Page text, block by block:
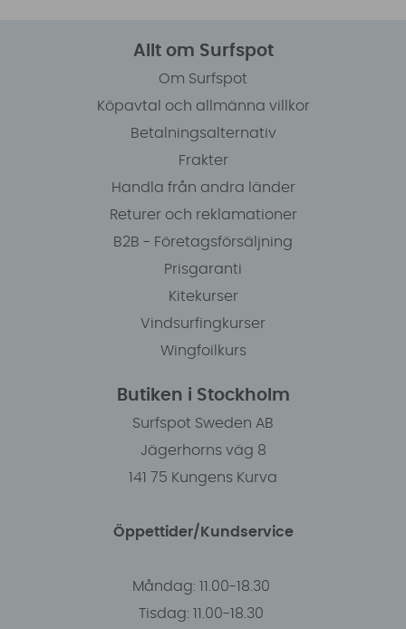
Allt om Surfspot
Om Surfspot
Köpavtal och allmänna villkor
Betalningsalternativ
Frakter
Handla från andra länder
Returer och reklamationer
B2B - Företagsförsäljning
Prisgaranti
Kitekurser
Vindsurfingkurser
Wingfoilkurs
Butiken i Stockholm
Surfspot Sweden AB
Jägerhorns väg 8
141 75 Kungens Kurva
Öppettider/Kundservice
Måndag: 11.00-18.30
Tisdag: 11.00-18.30